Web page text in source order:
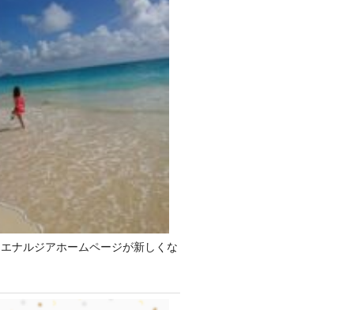
ナルジアホームページが新しくな